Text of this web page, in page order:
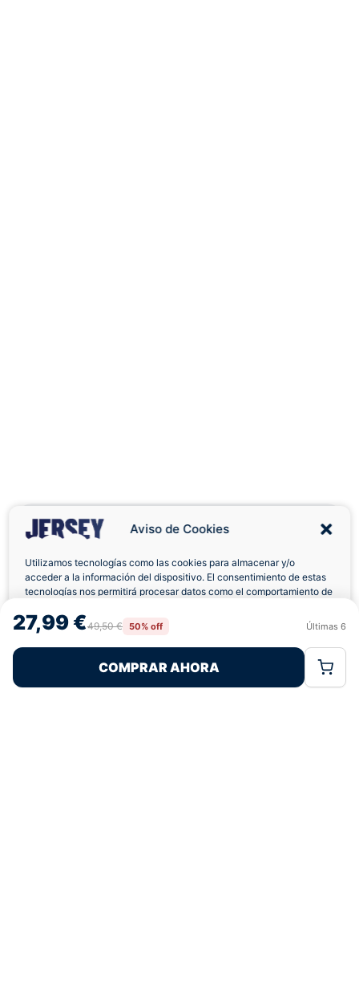
Aviso de Cookies
Utilizamos tecnologías como las cookies para almacenar y/o
acceder a la información del dispositivo. El consentimiento de estas
tecnologías nos permitirá procesar datos como el comportamiento de
retirar el consentimiento, puede afectar negativamente a ciertas
características y funciones.
Rechazar
Política de CookiesPolítica de Privacidad
27,99 €49,50 € 50% off Últimas 6
COMPRAR AHORA
Envíos a Domicilio Devolución 7 Días
Pagos 100% Seguros Ofertas Sin Límites